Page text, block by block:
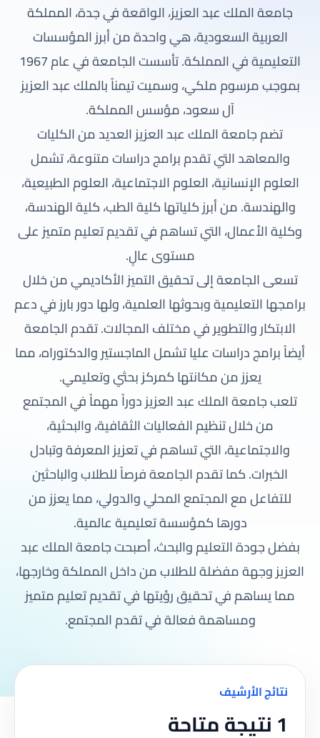
جامعة الملك عبد العزيز، الواقعة في جدة، المملكة
العربية السعودية، هي واحدة من أبرز المؤسسات
التعليمية في المملكة. تأسست الجامعة في عام 1967
بموجب مرسوم ملكي، وسميت تيمناً بالملك عبد العزيز
آل سعود، مؤسس المملكة.
تضم جامعة الملك عبد العزيز العديد من الكليات
والمعاهد التي تقدم برامج دراسات متنوعة، تشمل
العلوم الإنسانية، العلوم الاجتماعية، العلوم الطبيعية،
والهندسة. من أبرز كلياتها كلية الطب، كلية الهندسة،
وكلية الأعمال، التي تساهم في تقديم تعليم متميز على
مستوى عالٍ.
تسعى الجامعة إلى تحقيق التميز الأكاديمي من خلال
برامجها التعليمية وبحوثها العلمية، ولها دور بارز في دعم
الابتكار والتطوير في مختلف المجالات. تقدم الجامعة
أيضاً برامج دراسات عليا تشمل الماجستير والدكتوراه، مما
يعزز من مكانتها كمركز بحثي وتعليمي.
تلعب جامعة الملك عبد العزيز دوراً مهماً في المجتمع
من خلال تنظيم الفعاليات الثقافية، والبحثية،
والاجتماعية، التي تساهم في تعزيز المعرفة وتبادل
الخبرات. كما تقدم الجامعة فرصاً للطلاب والباحثين
للتفاعل مع المجتمع المحلي والدولي، مما يعزز من
دورها كمؤسسة تعليمية عالمية.
بفضل جودة التعليم والبحث، أصبحت جامعة الملك عبد
العزيز وجهة مفضلة للطلاب من داخل المملكة وخارجها،
مما يساهم في تحقيق رؤيتها في تقديم تعليم متميز
ومساهمة فعالة في تقدم المجتمع.
نتائج الأرشيف
1 نتيجة متاحة